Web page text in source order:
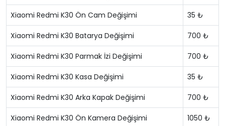
Xiaomi Redmi K30 Ön Cam Değişimi 35 ₺
Xiaomi Redmi K30 Batarya Değişimi 700 ₺
Xiaomi Redmi K30 Parmak İzi Değişimi 700 ₺
Xiaomi Redmi K30 Kasa Değişimi 35 ₺
Xiaomi Redmi K30 Arka Kapak Değişimi 700 ₺
Xiaomi Redmi K30 Ön Kamera Değişimi 1050 ₺